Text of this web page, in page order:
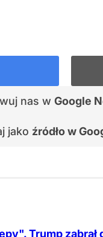
nas w Google
jako źródło w
Trump zabrał